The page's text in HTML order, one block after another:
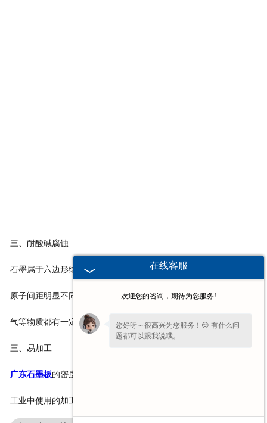
三、耐酸碱腐蚀
石墨属于六边形结构，其平面层中的碳原子间距与上下层之间的碳
原子间距明显不同。因此，对一般化学溶剂、石油产品、酯类、蒸
气等物质都有一定的耐腐蚀性。
三、易加工
广东石墨板的密度较低，而且自体润滑性良好，所以非常适合作为
工业中使用的加工材料，易于加工使用。
在线客服
欢迎您的咨询，期待为您服务!
您好呀～很高兴为您服务！😊 有什么问
题都可以跟我说哦。